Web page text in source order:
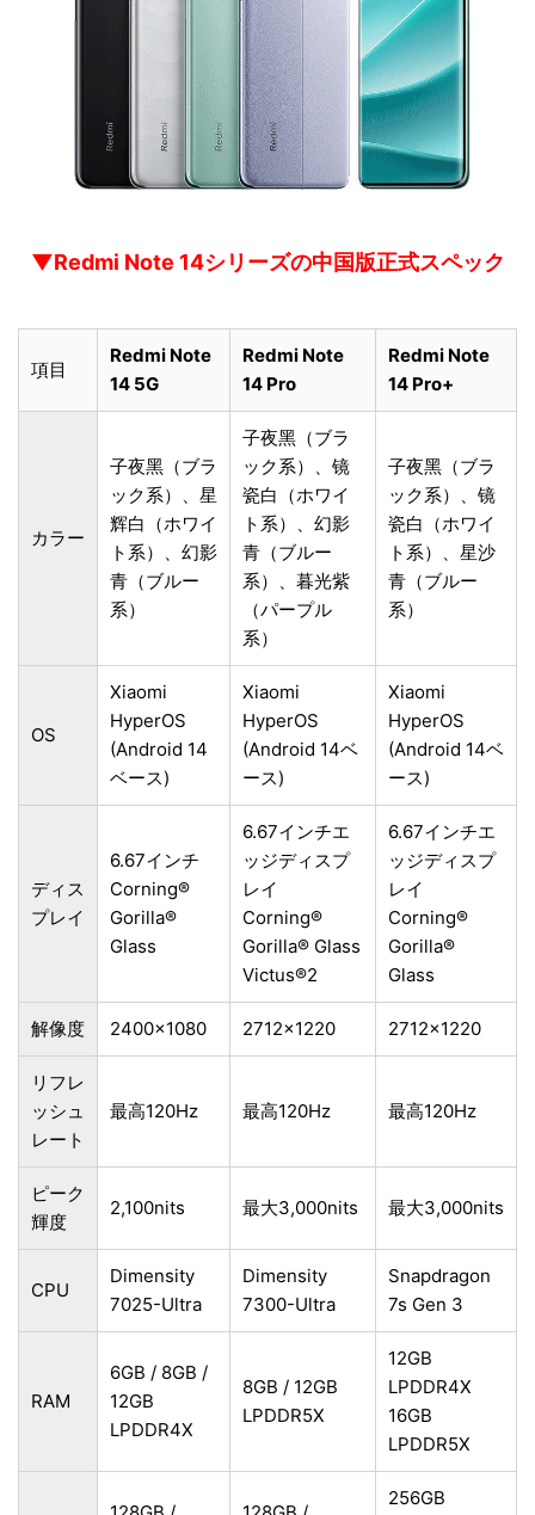
▼Redmi Note 14シリーズの中国版正式スペック
項目
Redmi Note
14 5G
Redmi Note
14 Pro
Redmi Note
14 Pro+
カラー
子夜黑（ブラ
ック系）、星
辉白（ホワイ
ト系）、幻影
青（ブルー
系）
子夜黑（ブラ
ック系）、镜
瓷白（ホワイ
ト系）、幻影
青（ブルー
系）、暮光紫
（パープル
系）
子夜黑（ブラ
ック系）、镜
瓷白（ホワイ
ト系）、星沙
青（ブルー
系）
OS
Xiaomi
HyperOS
(Android 14
ベース)
Xiaomi
HyperOS
(Android 14ベ
ース)
Xiaomi
HyperOS
(Android 14ベ
ース)
ディス
プレイ
6.67インチ
Corning®
Gorilla®
Glass
6.67インチエ
ッジディスプ
レイ
Corning®
Gorilla® Glass
Victus®2
6.67インチエ
ッジディスプ
レイ
Corning®
Gorilla®
Glass
解像度 2400×1080 2712×1220 2712×1220
リフレ
ッシュ
レート
最高120Hz 最高120Hz 最高120Hz
ピーク
輝度
2,100nits 最大3,000nits 最大3,000nits
CPU
Dimensity
7025-Ultra
Dimensity
7300-Ultra
Snapdragon
7s Gen 3
RAM
6GB / 8GB /
12GB
LPDDR4X
8GB / 12GB
LPDDR5X
12GB
LPDDR4X
16GB
LPDDR5X
256GB